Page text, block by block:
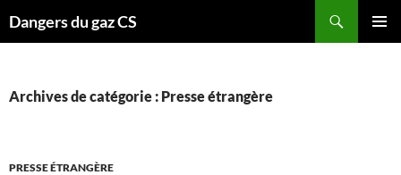
Dangers du gaz CS
Archives de catégorie : Presse étrangère
PRESSE ÉTRANGÈRE